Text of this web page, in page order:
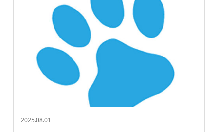
2025.08.01